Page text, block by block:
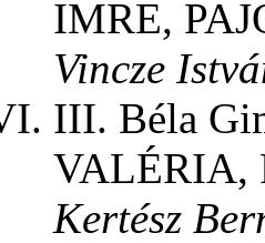
IMRE,
Vincze
III. Béla
VALÉRIA,
Kertész